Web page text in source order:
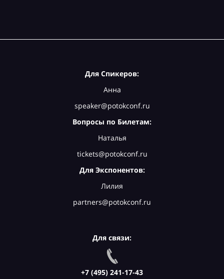
Для Спикеров:
Анна
speaker@potokconf.ru
Вопросы по Билетам:
Наталья
tickets@potokconf.ru
Для Экспонентов:
Лилия
partners@potokconf.ru
Для связи:
+7 (495) 241-17-43